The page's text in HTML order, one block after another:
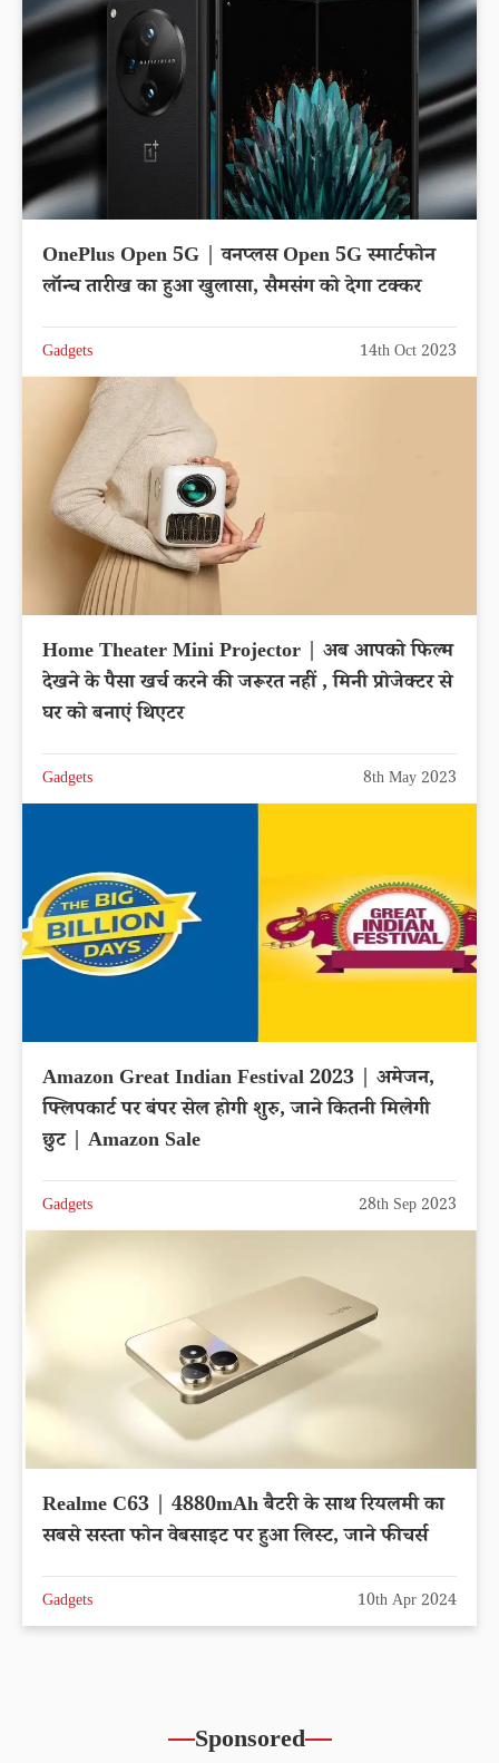
OnePlus Open 5G | वनप्लस Open 5G स्मार्टफोन
लॉन्च तारीख का हुआ खुलासा, सैमसंग को देगा टक्कर
Gadgets 14th Oct 2023
Home Theater Mini Projector | अब आपको फिल्म
देखने के पैसा खर्च करने की जरूरत नहीं , मिनी प्रोजेक्टर से
घर को बनाएं थिएटर
Gadgets 8th May 2023
Amazon Great Indian Festival 2023 | अमेजन,
फ्लिपकार्ट पर बंपर सेल होगी शुरु, जाने कितनी मिलेगी
छुट | Amazon Sale
Gadgets 28th Sep 2023
Realme C63 | 4880mAh बैटरी के साथ रियलमी का
सबसे सस्ता फोन वेबसाइट पर हुआ लिस्ट, जाने फीचर्स
Gadgets 10th Apr 2024
Sponsored